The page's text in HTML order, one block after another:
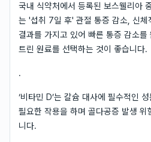
국내 식약처에서 등록된 보스웰리아
는 '섭취 7일 후' 관절 통증 감소, 신체
결과를 가지고 있어 빠른 통증 감소
트린 원료를 선택하는 것이 좋습니다.
.
‘비타민 D’는 칼슘 대사에 필수적인
필요한 작용을 하며 골다공증 발생 위
니다.